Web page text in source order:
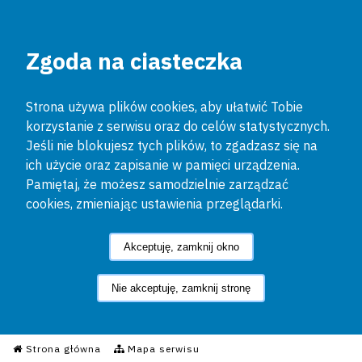
Zgoda na ciasteczka
Strona używa plików cookies, aby ułatwić Tobie
korzystanie z serwisu oraz do celów statystycznych.
Jeśli nie blokujesz tych plików, to zgadzasz się na
ich użycie oraz zapisanie w pamięci urządzenia.
Pamiętaj, że możesz samodzielnie zarządzać
cookies, zmieniając ustawienia przeglądarki.
Akceptuję, zamknij okno
Nie akceptuję, zamknij stronę
Strona główna Mapa serwisu
Informacyjny Serwis